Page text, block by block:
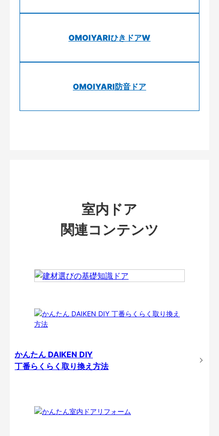
OMOIYARIひきドアW
OMOIYARI防音ドア
室内ドア
関連コンテンツ
かんたん DAIKEN DIY
丁番らくらく取り換え方法